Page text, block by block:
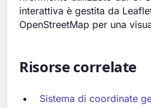
interattiva è gestita da
OpenStreetMap per una
Risorse correlate
Sistema di coordinate